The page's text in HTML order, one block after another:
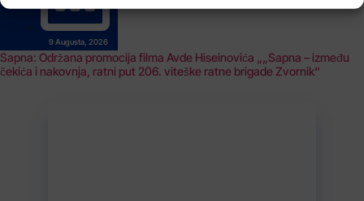
9 Augusta, 2026
Sapna: Održana promocija filma Avde Hiseinovića „„Sapna – između
čekića i nakovnja, ratni put 206. viteške ratne brigade Zvornik“